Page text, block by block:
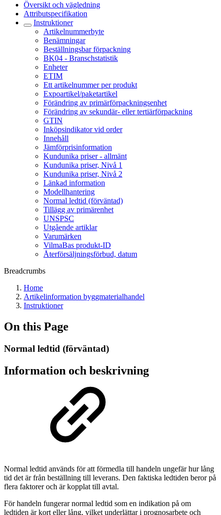
Översikt och vägledning
Attributspecifikation
Instruktioner
Artikelnummerbyte
Benämningar
Beställningsbar förpackning
BK04 - Branschstatistik
Enheter
ETIM
Ett artikelnummer per produkt
Expoartikel/paketartikel
Förändring av primärförpackningsenhet
Förändring av sekundär- eller tertiärförpackning
GTIN
Inköpsindikator vid order
Innehåll
Jämförprisinformation
Kundunika priser - allmänt
Kundunika priser, Nivå 1
Kundunika priser, Nivå 2
Länkad information
Modellhantering
Normal ledtid (förväntad)
Tillägg av primärenhet
UNSPSC
Utgående artiklar
Varumärken
VilmaBas produkt-ID
Återförsäljningsförbud, datum
Breadcrumbs
Home
Artikelinformation byggmaterialhandel
Instruktioner
On this Page
Normal ledtid (förväntad)
Information och beskrivning
Normal ledtid används för att förmedla till handeln ungefär hur lång
tid det är från beställning till leverans. Den faktiska ledtiden beror på
flera faktorer och är kopplat till avtal.
För handeln fungerar normal ledtid som en indikation på om
ledtiden är kort eller lång, vilket underlättar i prognosarbete och